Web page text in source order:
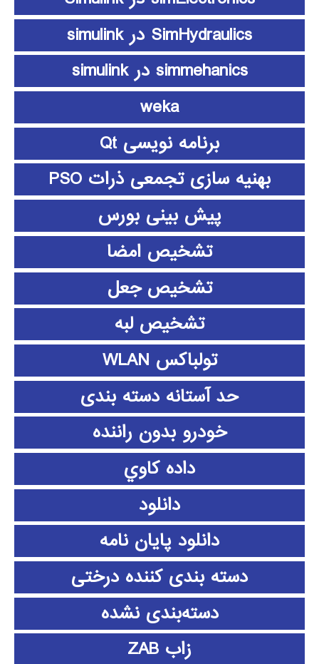
SimHydraulics در simulink
simmehanics در simulink
weka
برنامه نویسی Qt
بهنیه سازی تجمعی ذرات PSO
پیش بینی بورس
تشخیص امضا
تشخیص جعل
تشخیص لبه
تولباکس WLAN
حد آستانه دسته بندی
خودرو بدون راننده
داده كاوي
دانلود
دانلود پايان نامه
دسته بندی کننده درختی
دسته‌بندی نشده
زاب ZAB